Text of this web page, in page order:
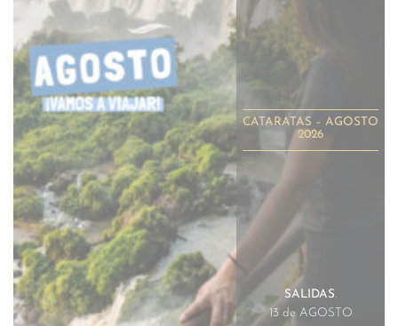
CATARATAS – AGOSTO
2026
SALIDAS.
13 de AGOSTO